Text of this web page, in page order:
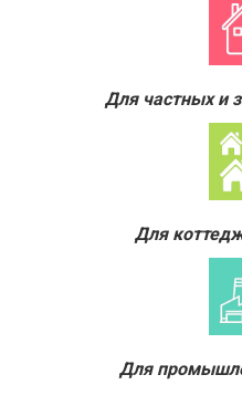
Для частных и
Для
Для